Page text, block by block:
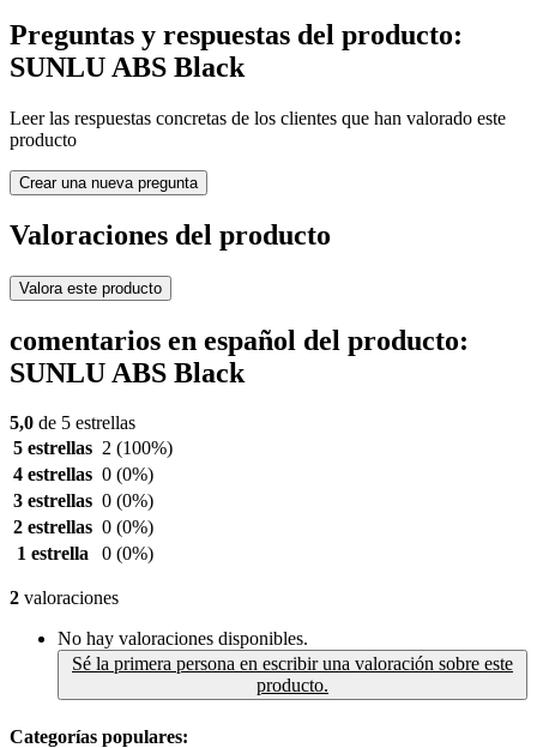
Preguntas y respuestas del producto:
SUNLU ABS Black
Leer las respuestas concretas de los clientes que han valorado este
producto
Crear una nueva pregunta
Valoraciones del producto
Valora este producto
comentarios en español del producto:
SUNLU ABS Black
5,0 de 5 estrellas
5 estrellas 2 (100%)
4 estrellas 0 (0%)
3 estrellas 0 (0%)
2 estrellas 0 (0%)
1 estrella
0 (0%)
2 valoraciones
No hay valoraciones disponibles.
Sé la primera persona en escribir una valoración sobre este
producto.
Categorías populares: